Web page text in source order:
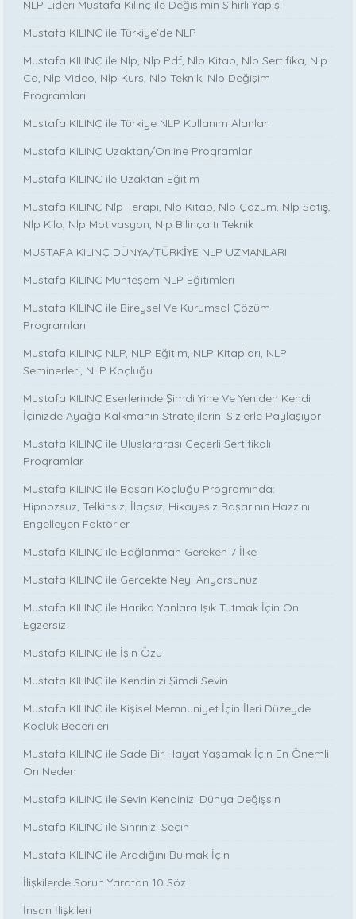
NLP Lideri Mustafa Kılınç ile Değişimin Sihirli Yapısı
Mustafa KILINÇ ile Türkiye’de NLP
Mustafa KILINÇ ile Nlp, Nlp Pdf, Nlp Kitap, Nlp Sertifika, Nlp
Cd, Nlp Video, Nlp Kurs, Nlp Teknik, Nlp Değişim
Programları
Mustafa KILINÇ ile Türkiye NLP Kullanım Alanları
Mustafa KILINÇ Uzaktan/Online Programlar
Mustafa KILINÇ ile Uzaktan Eğitim
Mustafa KILINÇ Nlp Terapi, Nlp Kitap, Nlp Çözüm, Nlp Satış,
Nlp Kilo, Nlp Motivasyon, Nlp Bilinçaltı Teknik
MUSTAFA KILINÇ DÜNYA/TÜRKİYE NLP UZMANLARI
Mustafa KILINÇ Muhteşem NLP Eğitimleri
Mustafa KILINÇ ile Bireysel Ve Kurumsal Çözüm
Programları
Mustafa KILINÇ NLP, NLP Eğitim, NLP Kitapları, NLP
Seminerleri, NLP Koçluğu
Mustafa KILINÇ Eserlerinde Şimdi Yine Ve Yeniden Kendi
İçinizde Ayağa Kalkmanın Stratejilerini Sizlerle Paylaşıyor
Mustafa KILINÇ ile Uluslararası Geçerli Sertifikalı
Programlar
Mustafa KILINÇ ile Başarı Koçluğu Programında:
Hipnozsuz, Telkinsiz, İlaçsız, Hikayesiz Başarının Hazzını
Engelleyen Faktörler
Mustafa KILINÇ ile Bağlanman Gereken 7 İlke
Mustafa KILINÇ ile Gerçekte Neyi Arıyorsunuz
Mustafa KILINÇ ile Harika Yanlara Işık Tutmak İçin On
Egzersiz
Mustafa KILINÇ ile İşin Özü
Mustafa KILINÇ ile Kendinizi Şimdi Sevin
Mustafa KILINÇ ile Kişisel Memnuniyet İçin İleri Düzeyde
Koçluk Becerileri
Mustafa KILINÇ ile Sade Bir Hayat Yaşamak İçin En Önemli
On Neden
Mustafa KILINÇ ile Sevin Kendinizi Dünya Değişsin
Mustafa KILINÇ ile Sihrinizi Seçin
Mustafa KILINÇ ile Aradığını Bulmak İçin
İlişkilerde Sorun Yaratan 10 Söz
İnsan İlişkileri